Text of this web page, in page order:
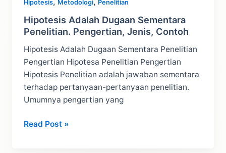
Hipotesis Metodologi Penelitian
Hipotesis Adalah Dugaan Sementara
Penelitian. Pengertian, Jenis, Contoh
Hipotesis Adalah Dugaan Sementara Penelitian
Pengertian Hipotesa Penelitian Pengertian
Hipotesis Penelitian adalah jawaban sementara
terhadap pertanyaan-pertanyaan penelitian.
Umumnya pengertian yang
Hipotesis
Read Post »